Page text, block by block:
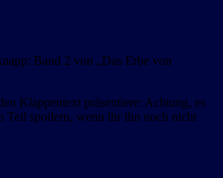
Band 2 von „Das Erbe von
Klappentext präsentiere: Achtung, es
Teil spoilern, wenn ihr ihn noch nicht